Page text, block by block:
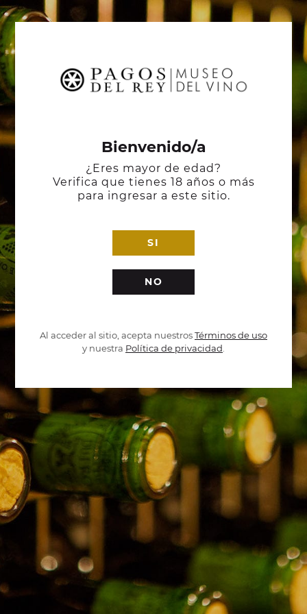
Bienvenido/a
¿Eres mayor de edad?
Verifica que tienes 18 años o más
para ingresar a este sitio.
SI
NO
Al acceder al sitio, acepta nuestrosTérminos de uso
y nuestra Política de privacidad